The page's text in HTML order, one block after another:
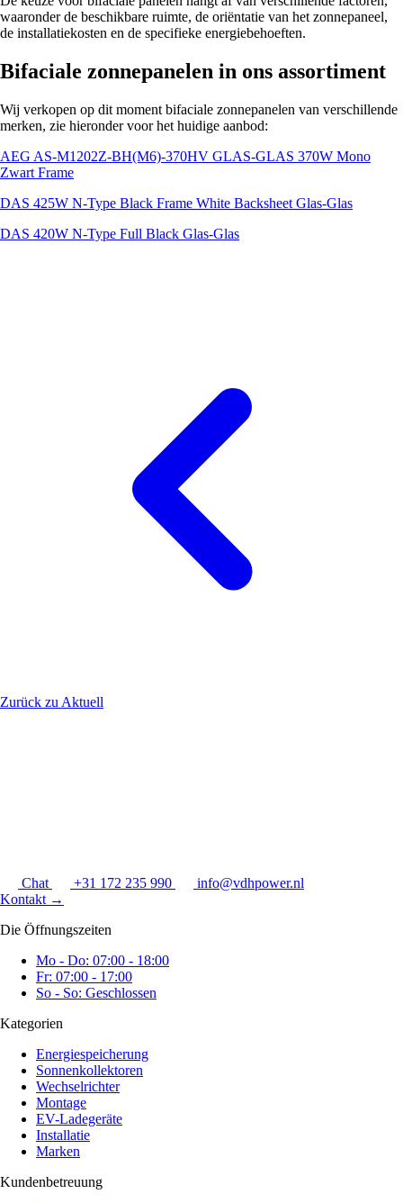
waaronder de beschikbare ruimte, de oriëntatie van het zonnepaneel,
de installatiekosten en de specifieke energiebehoeften.
Bifaciale zonnepanelen in ons assortiment
Wij verkopen op dit moment bifaciale zonnepanelen van verschillende
merken, zie hieronder voor het huidige aanbod:
AEG AS-M1202Z-BH(M6)-370HV GLAS-GLAS 370W Mono
Zwart Frame
DAS 425W N-Type Black Frame White Backsheet Glas-Glas
DAS 420W N-Type Full Black Glas-Glas
Zurück zu Aktuell
Chat +31 172 235 990
info@vdhpower.nl
Kontakt →
Die Öffnungszeiten
Mo - Do: 07:00 - 18:00
Fr: 07:00 - 17:00
So - So: Geschlossen
Kategorien
Energiespeicherung
Sonnenkollektoren
Wechselrichter
Montage
EV-Ladegeräte
Installatie
Marken
Kundenbetreuung